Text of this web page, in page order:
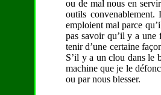
ou de mal nous en
outils convenablement.
emploient mal parce
pas savoir qu’il y a une
tenir d’une certaine
S’il y a un clou dans le
machine que je le
ou par nous blesser.